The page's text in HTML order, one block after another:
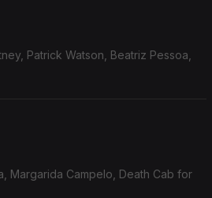
Patrick Watson, Beatriz Pessoa,
Margarida Campelo, Death Cab for